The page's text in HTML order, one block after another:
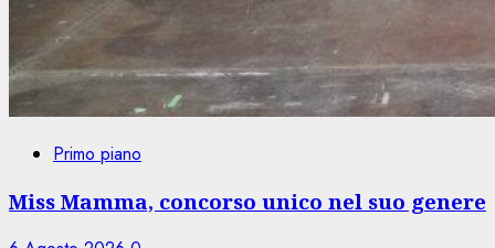
Primo piano
Miss Mamma, concorso unico nel suo genere